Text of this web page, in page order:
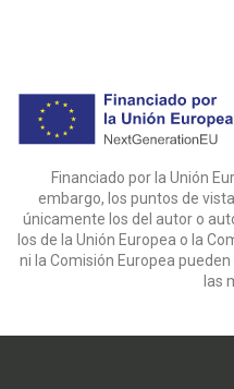
Financiado por la Unión
embargo, los puntos de
únicamente los del autor o
los de la Unión Europea o la
ni la Comisión Europea
las